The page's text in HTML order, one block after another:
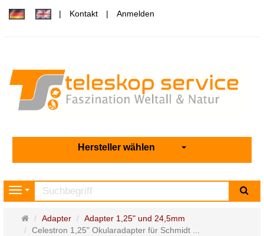
Kontakt Anmelden
Hersteller wählen
Navigation
Startseite
Adapter
Adapter 1,25" und 24,5mm
Celestron 1,25" Okularadapter für Schmidt ...